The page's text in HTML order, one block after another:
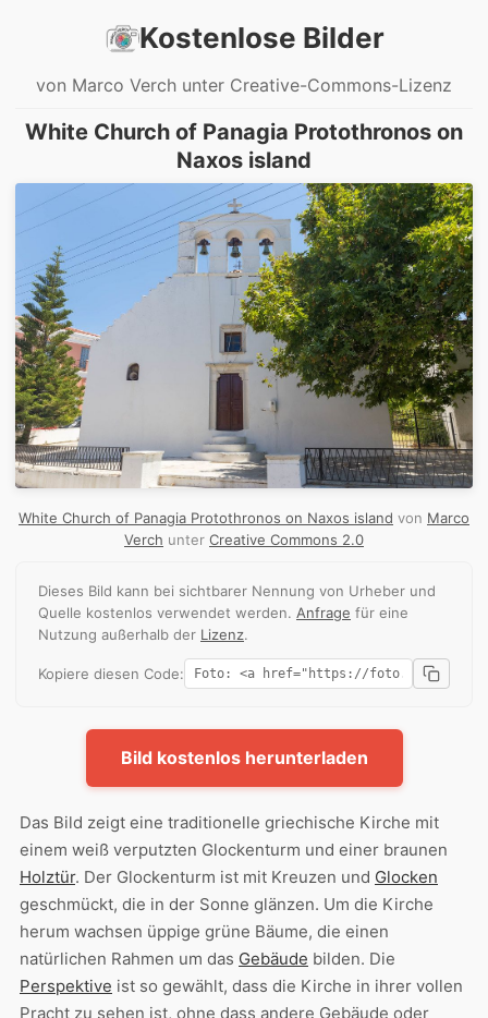
Kostenlose Bilder
von Marco Verch unter Creative-Commons-Lizenz
White Church of Panagia Protothronos on
Naxos island
White Church of Panagia Protothronos on Naxos island von Marco
Verch unter Creative Commons 2.0
Dieses Bild kann bei sichtbarer Nennung von Urheber und
Quelle kostenlos verwendet werden. Anfrage für eine
Nutzung außerhalb der Lizenz.
Kopiere diesen Code:
Bild kostenlos herunterladen
Das Bild zeigt eine traditionelle griechische Kirche mit
einem weiß verputzten Glockenturm und einer braunen
Holztür. Der Glockenturm ist mit Kreuzen und Glocken
geschmückt, die in der Sonne glänzen. Um die Kirche
herum wachsen üppige grüne Bäume, die einen
natürlichen Rahmen um das Gebäude bilden. Die
Perspektive ist so gewählt, dass die Kirche in ihrer vollen
Pracht zu sehen ist, ohne dass andere Gebäude oder